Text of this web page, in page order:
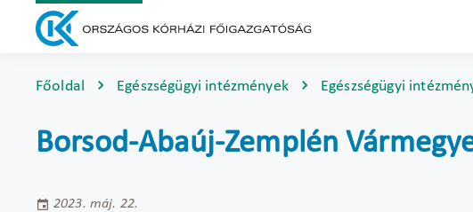
Főoldal Egészségügyi intézmények Egészségügyi
Borsod-Abaúj-Zemplén
2023. máj. 22.